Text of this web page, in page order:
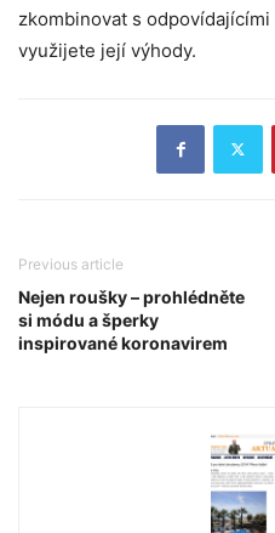
zkombinovat s odpovídajícími
využijete její výhody.
Previous article
Nejen roušky – prohlédněte
si módu a šperky
inspirované koronavirem